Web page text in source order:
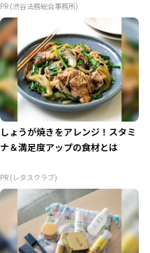
PR (渋谷法務総合事務所)
しょうが焼きをアレンジ！スタミ
ナ＆満足度アップの食材とは
PR (レタスクラブ)